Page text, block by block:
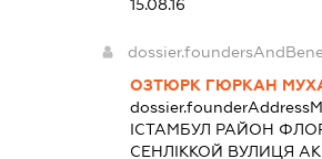
15.08.16
ОЗТЮРК ГЮРКАН
dossier.founderAddress
ІСТАМБУЛ РАЙОН
СЕНЛІККОЙ ВУЛИЦЯ